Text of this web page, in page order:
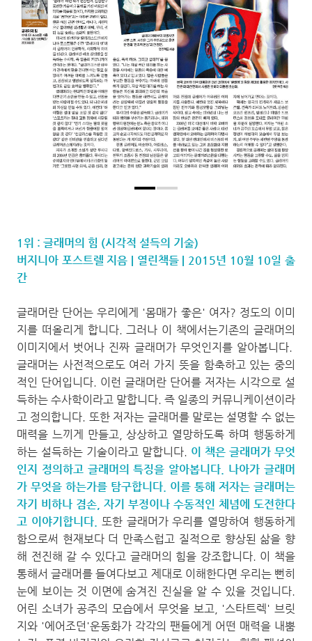
1위 : 글래머의 힘 (시각적 설득의 기술)
버지니아 포스트렐 지음 | 열린책들 | 2015년 10월 10일 출
간
글래머란 단어는 우리에게 '몸매가 좋은' 여자? 정도의 이미
지를 떠올리게 합니다. 그러나 이 책에서는기존의 글래머의
이미지에서 벗어나 진짜 글래머가 무엇인지를 알아봅니다.
글래머는 사전적으로도 여러 가지 뜻을 함축하고 있는 중의
적인 단어입니다. 이런 글래머란 단어를 저자는 시각으로 설
득하는 수사학이라고 말합니다. 즉 일종의 커뮤니케이션이라
고 정의합니다. 또한 저자는 글래머를 말로는 설명할 수 없는
매력을 느끼게 만들고, 상상하고 열망하도록 하며 행동하게
하는 설득하는 기술이라고 말합니다. 이 책은 글래머가 무엇
인지 정의하고 글래머의 특징을 알아봅니다. 나아가 글래머
가 무엇을 하는가를 탐구합니다. 이를 통해 저자는 글래머는
자기 비하나 겸손, 자기 부정이나 수동적인 체념에 도전한다
고 이야기합니다.
또한 글래머가 우리를 열망하여 행동하게
함으로써 현재보다 더 만족스럽고 질적으로 향상된 삶을 향
해 전진해 갈 수 있다고 글래머의 힘을 강조합니다. 이 책을
통해서 글래머를 들여다보고 제대로 이해한다면 우리는 뻔히
눈에 보이는 것 이면에 숨겨진 진실을 알 수 있을 것입니다.
어린 소녀가 공주의 모습에서 무엇을 보고, '스타트렉' 브릿
지와 '에어조던'운동화가 각각의 팬들에게 어떤 매력을 내뿜